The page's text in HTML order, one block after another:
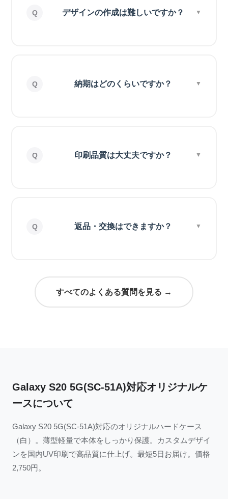
デザインの作成は難しいですか？
納期はどのくらいですか？
印刷品質は大丈夫ですか？
返品・交換はできますか？
すべてのよくある質問を見る →
Galaxy S20 5G(SC-51A)対応オリジナルケ
ースについて
Galaxy S20 5G(SC-51A)対応のオリジナルハードケース
（白）。薄型軽量で本体をしっかり保護。カスタムデザイ
ンを国内UV印刷で高品質に仕上げ。最短5日お届け。価格
2,750円。